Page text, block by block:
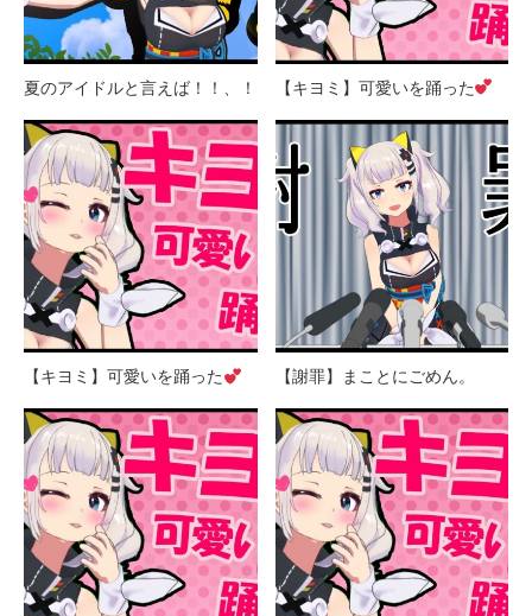
夏のアイドルと言えば！！、！ 【キヨミ】可愛いを踊った
【キヨミ】可愛いを踊った 【謝罪】まことにごめん。